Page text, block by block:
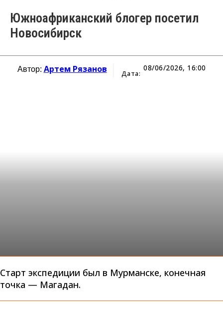
Южноафриканский блогер посетил
Новосибирск
Автор: Артем Рязанов Дата:
08/06/2026, 16:00
Старт экспедиции был в Мурманске, конечная
точка — Магадан.